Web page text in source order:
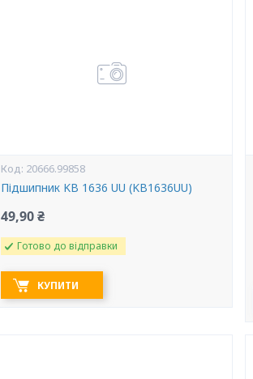
20666.99858
Підшипник KB 1636 UU (KB1636UU)
49,90 ₴
Готово до відправки
КУПИТИ